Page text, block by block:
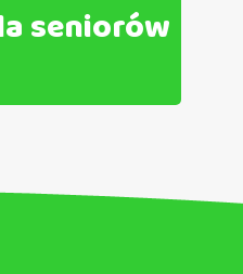
seniorów